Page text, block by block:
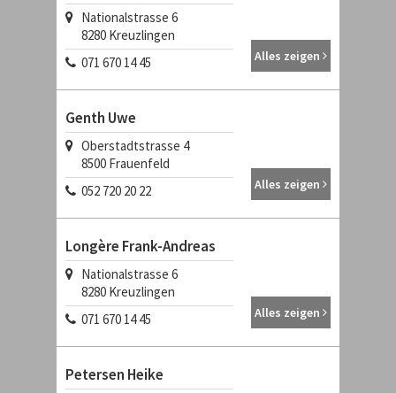
Nationalstrasse 6
8280 Kreuzlingen
071 670 14 45
Alles zeigen
Genth Uwe
Oberstadtstrasse 4
8500 Frauenfeld
052 720 20 22
Alles zeigen
Longère Frank-Andreas
Nationalstrasse 6
8280 Kreuzlingen
071 670 14 45
Alles zeigen
Petersen Heike